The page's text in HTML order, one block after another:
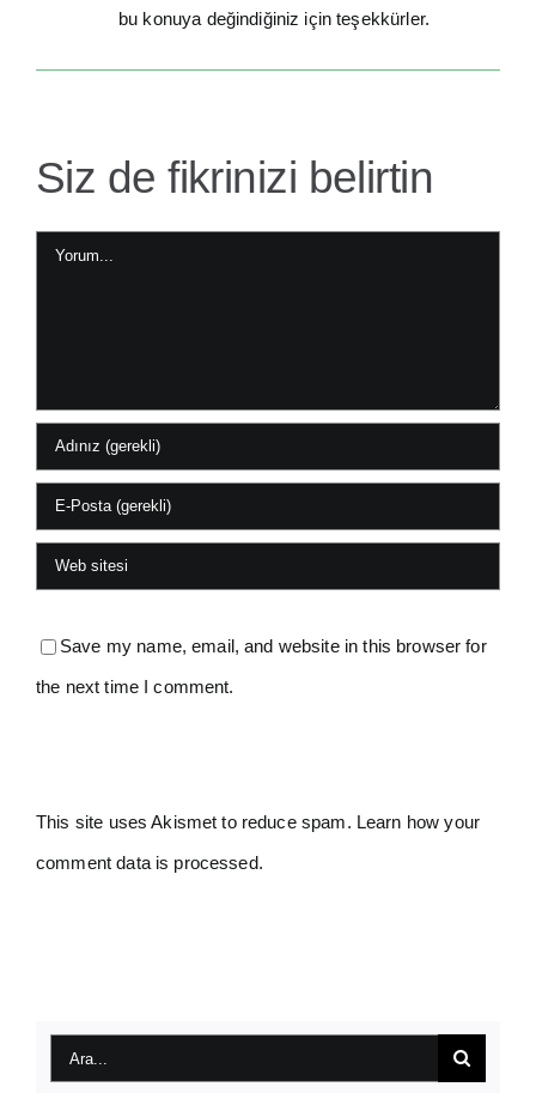
bu konuya değindiğiniz için teşekkürler.
Siz de fikrinizi belirtin
Yorum
Save my name, email, and website in this browser for
the next time I comment.
This site uses Akismet to reduce spam. Learn how your
comment data is processed.
Ara: